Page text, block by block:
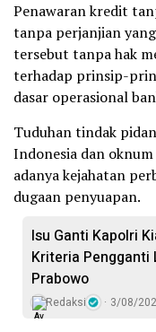
Penawaran kredit
tanpa perjanjian
tersebut tanpa hak
terhadap prinsip-
dasar operasional
Tuduhan tindak
Indonesia dan
adanya kejahatan
dugaan penyuapan.
Isu Ganti Kapolri
Kriteria Pengganti
Prabowo
Redaksi 3/08/